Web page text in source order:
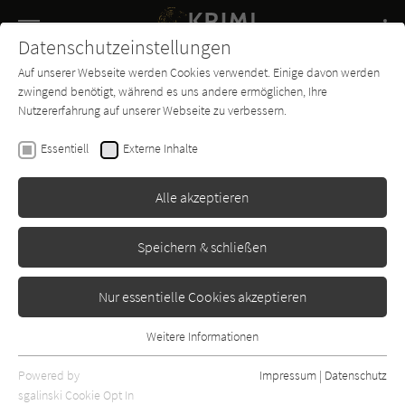
SUCHE
Buch-
Entdecker
Forum Charts
Anne Perry
Verrat am Lancaster Gate
Bibliogr. Angaben
Datenschutzeinstellungen
Auf unserer Webseite werden Cookies verwendet. Einige davon werden
zwingend benötigt, während es uns andere ermöglichen, Ihre
Nutzererfahrung auf unserer Webseite zu verbessern.
Essentiell Externe Inhalte
Alle akzeptieren
Speichern & schließen
Nur essentielle Cookies akzeptieren
Essentielle Cookies werden für grundlegende Funktionen der
Webseite benötigt. Dadurch ist gewährleistet, dass die Webseite
Weitere Informationen
Powered by
sgalinski Cookie Opt In
Impressum | Datenschutz